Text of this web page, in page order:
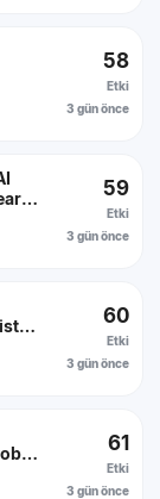
58
Etki
3 gün önce
59
Etki
3 gün önce
60
Etki
3 gün önce
61
Etki
3 gün önce